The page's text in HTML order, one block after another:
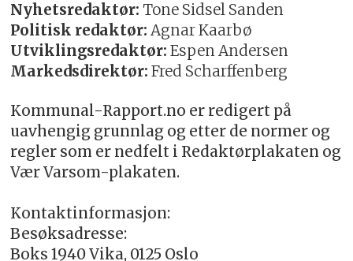
Nyhetsredaktør: Tone Sidsel Sanden
Politisk redaktør: Agnar Kaarbø
Utviklingsredaktør: Espen Andersen
Markedsdirektør: Fred Scharffenberg
Kommunal-Rapport.no er redigert på
uavhengig grunnlag og etter de normer og
regler som er nedfelt i Redaktørplakaten og
Vær Varsom-plakaten.
Kontaktinformasjon:
Besøksadresse:
Boks 1940 Vika, 0125 Oslo